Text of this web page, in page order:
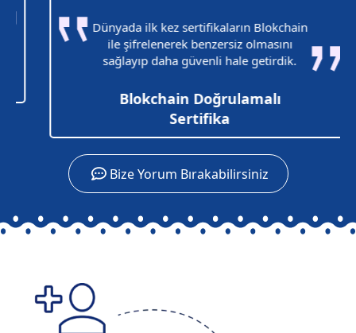
Dünyada ilk kez sertifikaların Blokchain
ile şifrelenerek benzersiz olmasını
sağlayıp daha güvenli hale getirdik.
Blokchain Doğrulamalı
Sertifika
Bize Yorum Bırakabilirsiniz